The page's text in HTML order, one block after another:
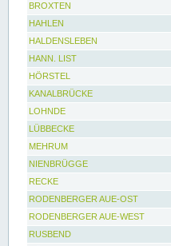
BROXTEN
HAHLEN
HALDENSLEBEN
HANN. LIST
HÖRSTEL
KANALBRÜCKE
LOHNDE
LÜBBECKE
MEHRUM
NIENBRÜGGE
RECKE
RODENBERGER AUE-OST
RODENBERGER AUE-WEST
RUSBEND